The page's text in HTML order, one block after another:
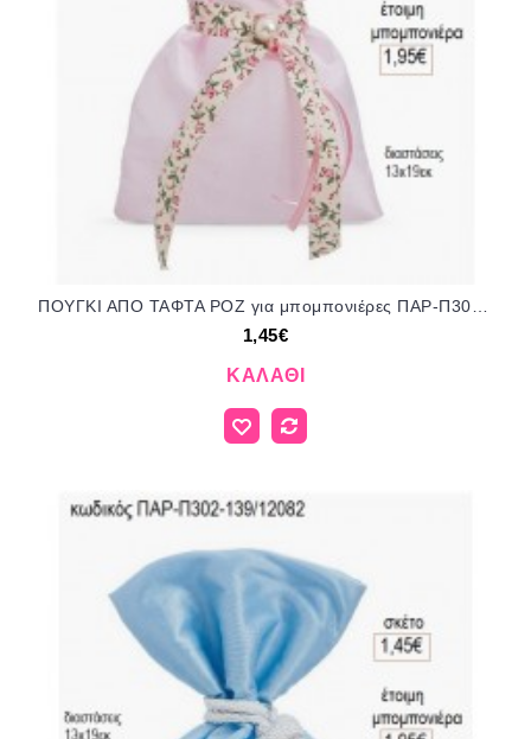
ΠΟΥΓΚΙ ΑΠΟ ΤΑΦΤΑ ΡΟΖ για μπομπονιέρες ΠΑΡ-Π302-94/12082 1.45€!!!
1,45€
ΚΑΛΆΘΙ